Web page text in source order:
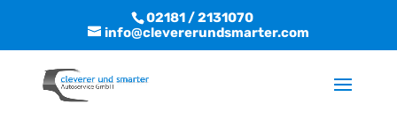
02181 / 2131070
info@clevererundsmarter.com